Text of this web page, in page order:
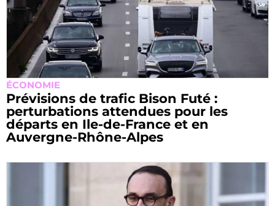
ÉCONOMIE
Prévisions de trafic Bison Futé :
perturbations attendues pour les
départs en Ile-de-France et en
Auvergne-Rhône-Alpes